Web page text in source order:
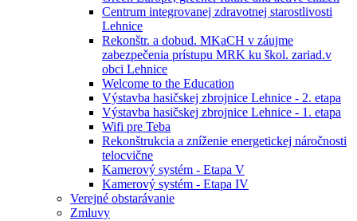
Centrum integrovanej zdravotnej starostlivosti
Lehnice
Rekonštr. a dobud. MKaCH v záujme
zabezpečenia prístupu MRK ku škol. zariad.v
obci Lehnice
Welcome to the Education
Výstavba hasičskej zbrojnice Lehnice - 2. etapa
Výstavba hasičskej zbrojnice Lehnice - 1. etapa
Wifi pre Teba
Rekonštrukcia a zníženie energetickej náročnosti
telocvične
Kamerový systém - Etapa V
Kamerový systém - Etapa IV
Verejné obstarávanie
Zmluvy